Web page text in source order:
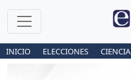
INICIO ELECCIONES CIENCIA